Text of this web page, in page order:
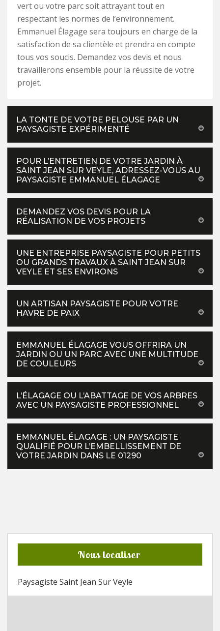
vert ou votre parc soit attrayant tout en
respectant les normes de l’environnement.
Emmanuel Élagage sera toujours en charge de la
satisfaction de sa clientèle et prendra en compte
tous vos soucis. Demandez vos devis et nous
travaillerons ensemble pour la réussite de votre
projet.
LA TONTE DE VOTRE PELOUSE PAR UN
PAYSAGISTE EXPÉRIMENTÉ
POUR L’ENTRETIEN DE VOTRE JARDIN À
SAINT JEAN SUR VEYLE, ADRESSEZ-VOUS AU
PAYSAGISTE EMMANUEL ÉLAGAGE
DEMANDEZ VOS DEVIS POUR LA
RÉALISATION DE VOS PROJETS
UNE ENTREPRISE PAYSAGISTE POUR PETITS
OU GRANDS TRAVAUX À SAINT JEAN SUR
VEYLE ET SES ENVIRONS
UN ARTISAN PAYSAGISTE POUR VOTRE
HAVRE DE PAIX
EMMANUEL ÉLAGAGE VOUS OFFRIRA UN
JARDIN OU UN PARC AVEC UNE MULTITUDE
DE COULEURS
L’ÉLAGAGE OU L’ABATTAGE DE VOS ARBRES
AVEC UN PAYSAGISTE PROFESSIONNEL
EMMANUEL ÉLAGAGE : UN PAYSAGISTE
QUALIFIÉ POUR L’EMBELLISSEMENT DE
VOTRE JARDIN DANS LE 01290
Nous localiser
Paysagiste Saint Jean Sur Veyle